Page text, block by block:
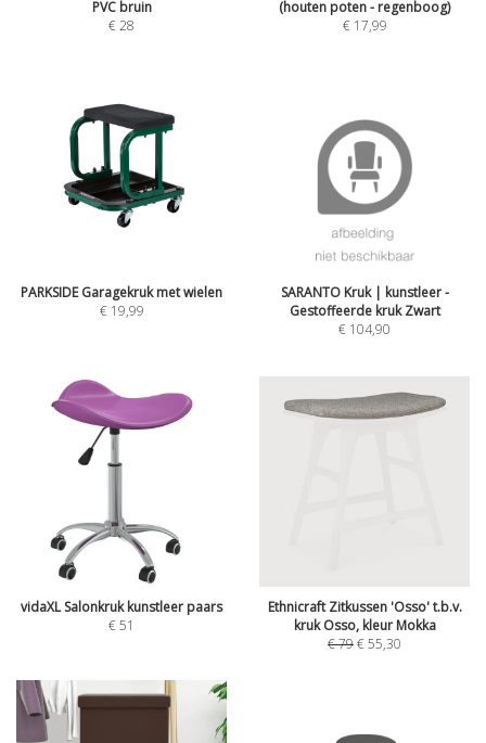
PVC bruin
€28
(houten poten - regenboog)
€ 17,99
PARKSIDE Garagekruk met wielen
€ 19,99
SARANTO Kruk | kunstleer -
Gestoffeerde kruk Zwart
€ 104,90
vidaXL Salonkruk kunstleer paars
€51
Ethnicraft Zitkussen 'Osso' t.b.v.
kruk Osso, kleur Mokka
€79€55,30